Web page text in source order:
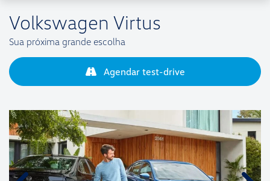
Volkswagen Virtus
Sua próxima grande escolha
Agendar test-drive